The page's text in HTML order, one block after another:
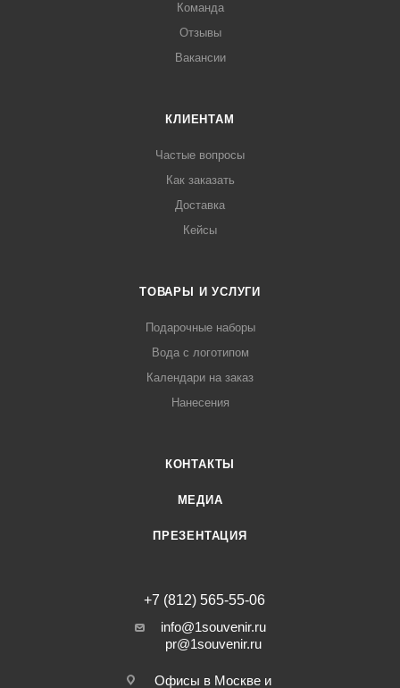
Команда
Отзывы
Вакансии
КЛИЕНТАМ
Частые вопросы
Как заказать
Доставка
Кейсы
ТОВАРЫ И УСЛУГИ
Подарочные наборы
Вода с логотипом
Календари на заказ
Нанесения
КОНТАКТЫ
МЕДИА
ПРЕЗЕНТАЦИЯ
+7 (812) 565-55-06
info@1souvenir.ru
pr@1souvenir.ru
Офисы в Москве и